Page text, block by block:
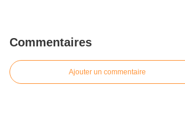
Commentaires
Ajouter un commentaire